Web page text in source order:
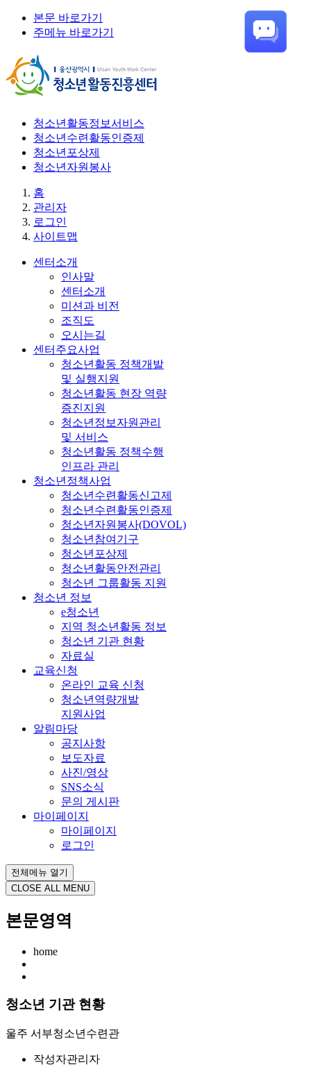
본문 바로가기
주메뉴 바로가기
청소년활동정보서비스
청소년수련활동인증제
청소년포상제
청소년자원봉사
홈
관리자
로그인
사이트맵
센터소개
인사말
센터소개
미션과 비전
조직도
오시는길
센터주요사업
청소년활동 정책개발
및 실행지원
청소년활동 현장 역량
증진지원
청소년정보자원관리
및 서비스
청소년활동 정책수행
인프라 관리
청소년정책사업
청소년수련활동신고제
청소년수련활동인증제
청소년자원봉사(DOVOL)
청소년참여기구
청소년포상제
청소년활동안전관리
청소년 그룹활동 지원
청소년 정보
e청소년
지역 청소년활동 정보
청소년 기관 현황
자료실
교육신청
온라인 교육 신청
청소년역량개발
지원사업
알림마당
공지사항
보도자료
사진/영상
SNS소식
문의 게시판
마이페이지
마이페이지
로그인
전체메뉴 열기
CLOSE ALL MENU
본문영역
home
청소년 기관 현황
울주 서부청소년수련관
작성자관리자